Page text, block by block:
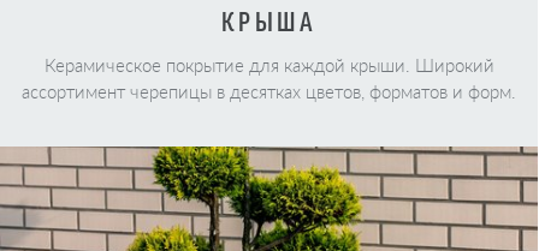
КРЫША
Керамическое покрытие для каждой крыши. Широкий
ассортимент черепицы в десятках цветов, форматов и форм.